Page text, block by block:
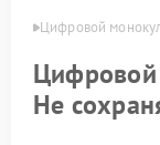
Цифровой
Не